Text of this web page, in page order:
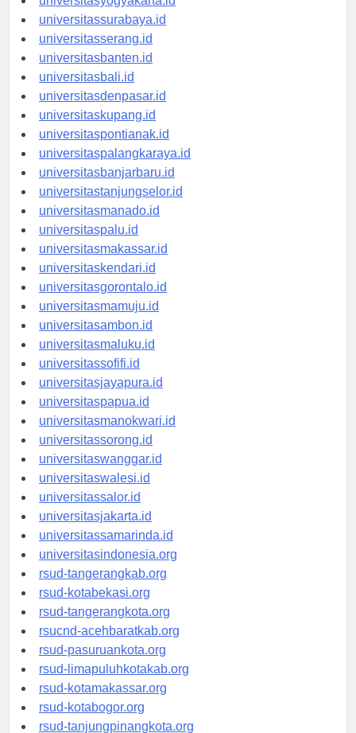
universitasyogyakarta.id
universitassurabaya.id
universitasserang.id
universitasbanten.id
universitasbali.id
universitasdenpasar.id
universitaskupang.id
universitaspontianak.id
universitaspalangkaraya.id
universitasbanjarbaru.id
universitastanjungselor.id
universitasmanado.id
universitaspalu.id
universitasmakassar.id
universitaskendari.id
universitasgorontalo.id
universitasmamuju.id
universitasambon.id
universitasmaluku.id
universitassofifi.id
universitasjayapura.id
universitaspapua.id
universitasmanokwari.id
universitassorong.id
universitaswanggar.id
universitaswalesi.id
universitassalor.id
universitasjakarta.id
universitassamarinda.id
universitasindonesia.org
rsud-tangerangkab.org
rsud-kotabekasi.org
rsud-tangerangkota.org
rsucnd-acehbaratkab.org
rsud-pasuruankota.org
rsud-limapuluhkotakab.org
rsud-kotamakassar.org
rsud-kotabogor.org